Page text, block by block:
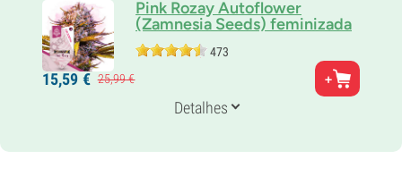
Pink Rozay Autoflower
(Zamnesia Seeds) feminizada
473
Pais
Lemonchello X LPC X Ruderalis
Auto predominante indica
11-12 semanas desde a semente até à colheita
15,59 € 25,99€
Detalhes